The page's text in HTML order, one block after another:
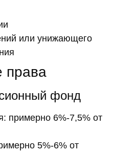
или унижающего
права
фонд
примерно 6%-7,5% от
5%-6% от